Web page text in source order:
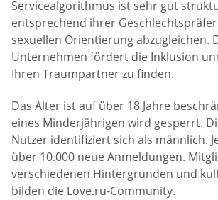
Servicealgorithmus ist sehr gut
entsprechend ihrer
sexuellen Orientierung abzugleichen.
Unternehmen fördert die Inklusion
Ihren Traumpartner zu finden.
Das Alter ist auf über 18 Jahre
eines Minderjährigen wird gesperrt.
Nutzer identifiziert sich als männlich.
über 10.000 neue Anmeldungen.
verschiedenen Hintergründen und
bilden die Love.ru-Community.